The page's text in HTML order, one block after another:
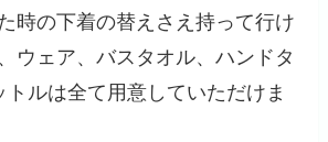
時の下着の替えさえ持って行け
ウェア、バスタオル、ハンドタ
ルは全て用意していただけま